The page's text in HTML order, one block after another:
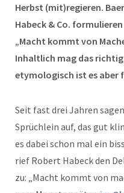
Herbst (mit)regieren.
Habeck & Co.
„Macht kommt von
Inhaltlich mag das richtig
etymologisch ist es aber
Seit fast drei Jahren
Sprüchlein auf, das gut
es dabei schon mal ein
rief Robert Habeck den
zu: „Macht kommt von